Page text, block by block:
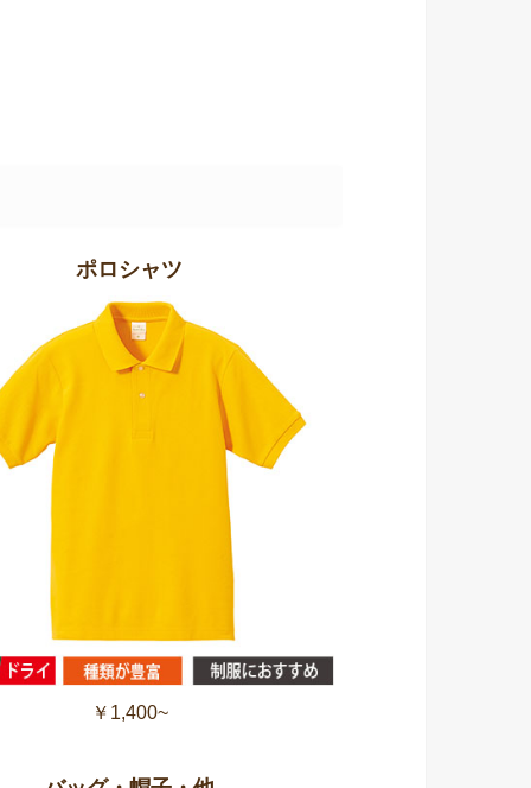
ポロシャツ
￥1,400~